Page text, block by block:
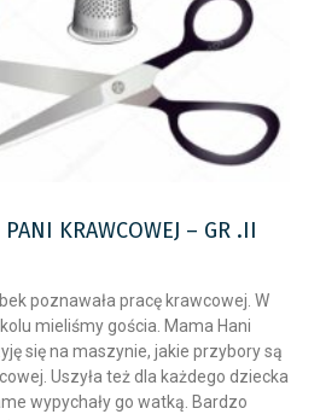
KRAWCOWEJ – GR .II
poznawała pracę krawcowej. W
mieliśmy gościa. Mama Hani
się na maszynie, jakie przybory są
Uszyła też dla każdego dziecka
wypychały go watką. Bardzo